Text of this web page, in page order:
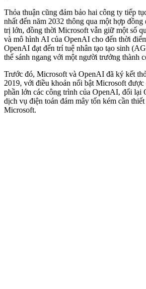
Thỏa thuận cũng đảm bảo hai công ty tiếp
nhất đến năm 2032 thông qua một hợp đồng
trị lớn, đồng thời Microsoft vẫn giữ một số
và mô hình AI của OpenAI cho đến thời
OpenAI đạt đến trí tuệ nhân tạo tạo sinh
thể sánh ngang với một người trưởng thành
Trước đó, Microsoft và OpenAI đã ký kết
2019, với điều khoản nổi bật Microsoft được
phần lớn các công trình của OpenAI, đổi lại
dịch vụ điện toán đám mây tốn kém cần
Microsoft.